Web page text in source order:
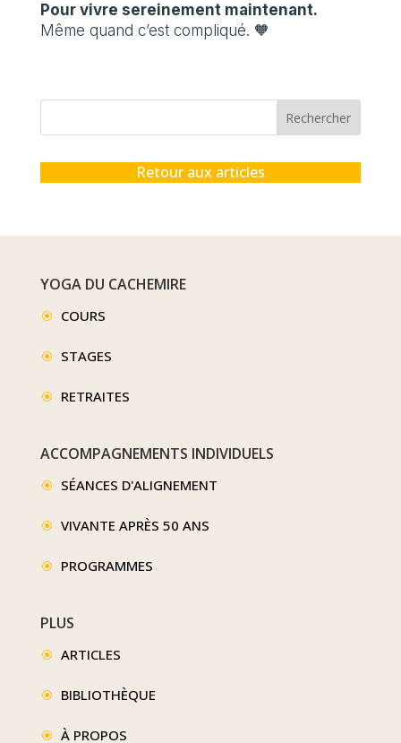
Pour vivre sereinement maintenant.
Même quand c’est compliqué. 🧡
Rechercher
Retour aux articles
YOGA DU CACHEMIRE
\ COURS
\ STAGES
\ RETRAITES
ACCOMPAGNEMENTS INDIVIDUELS
\ SÉANCES D'ALIGNEMENT
\ VIVANTE APRÈS 50 ANS
\ PROGRAMMES
PLUS
\ ARTICLES
\ BIBLIOTHÈQUE
\ À PROPOS